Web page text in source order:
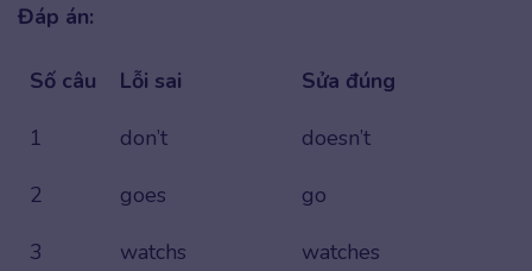
Đáp án:
Số câu Lỗi sai
Sửa đúng
1
don’t
doesn’t
2
goes
go
3
watchs
watches